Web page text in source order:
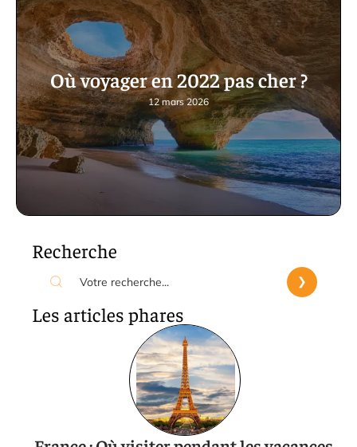
Où voyager en 2022 pas cher ?
12 mars 2026
Recherche
Les articles phares